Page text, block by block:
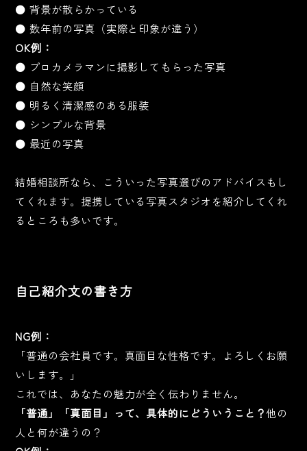
● 背景が散らかっている
● 数年前の写真（実際と印象が違う）
OK例：
● プロカメラマンに撮影してもらった写真
● 自然な笑顔
● 明るく清潔感のある服装
● シンプルな背景
● 最近の写真
結婚相談所なら、こういった写真選びのアドバイスもし
てくれます。提携している写真スタジオを紹介してくれ
るところも多いです。
自己紹介文の書き方
NG例：
「普通の会社員です。真面目な性格です。よろしくお願
いします。」
これでは、あなたの魅力が全く伝わりません。
「普通」「真面目」って、具体的にどういうこと？他の
人と何が違うの？